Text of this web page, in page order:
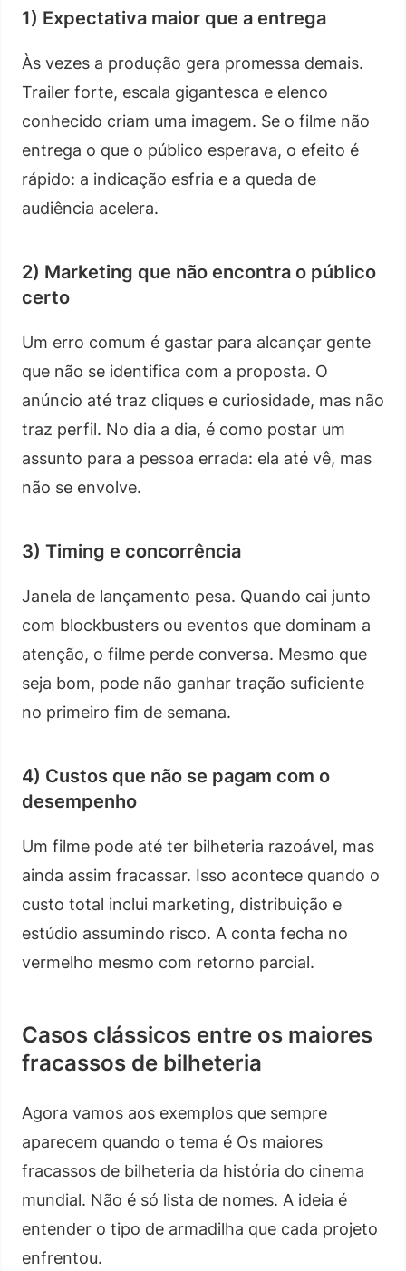
1) Expectativa maior que a entrega
Às vezes a produção gera promessa demais.
Trailer forte, escala gigantesca e elenco
conhecido criam uma imagem. Se o filme não
entrega o que o público esperava, o efeito é
rápido: a indicação esfria e a queda de
audiência acelera.
2) Marketing que não encontra o público
certo
Um erro comum é gastar para alcançar gente
que não se identifica com a proposta. O
anúncio até traz cliques e curiosidade, mas não
traz perfil. No dia a dia, é como postar um
assunto para a pessoa errada: ela até vê, mas
não se envolve.
3) Timing e concorrência
Janela de lançamento pesa. Quando cai junto
com blockbusters ou eventos que dominam a
atenção, o filme perde conversa. Mesmo que
seja bom, pode não ganhar tração suficiente
no primeiro fim de semana.
4) Custos que não se pagam com o
desempenho
Um filme pode até ter bilheteria razoável, mas
ainda assim fracassar. Isso acontece quando o
custo total inclui marketing, distribuição e
estúdio assumindo risco. A conta fecha no
vermelho mesmo com retorno parcial.
Casos clássicos entre os maiores
fracassos de bilheteria
Agora vamos aos exemplos que sempre
aparecem quando o tema é Os maiores
fracassos de bilheteria da história do cinema
mundial. Não é só lista de nomes. A ideia é
entender o tipo de armadilha que cada projeto
enfrentou.